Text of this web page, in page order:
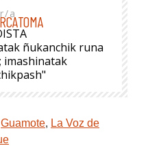
a
ñukanchik runa
imashinatak
Guamote, La Voz de